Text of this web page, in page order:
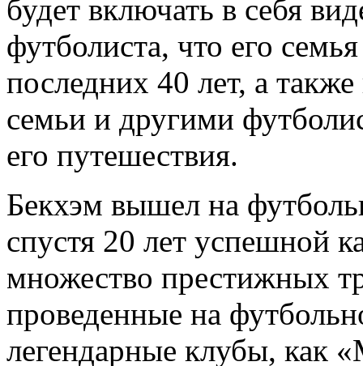
будет включать в себя
футболиста, что его
последних 40 лет, а
семьи и другими
его путешествия.
Бекхэм вышел на
спустя 20 лет успешной
множество престижных
проведенные на
легендарные клубы, как